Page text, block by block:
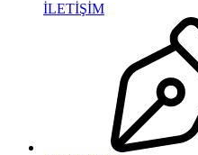
İLETİŞİM